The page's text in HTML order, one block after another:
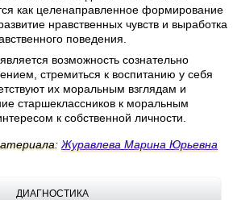
как целенаправленное формирование
нравственных чувств и выработка
поведения.
возможность сознательно
стремиться к воспитанию у себя
их моральным взглядам и
старшеклассников к моральным
к собственной личности.
Журавлева Марина Юрьевна
ДИАГНОСТИКА